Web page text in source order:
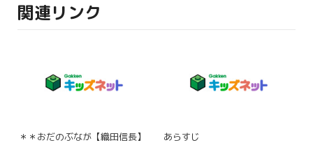
関連リンク
＊＊おだのぶなが【織田信長】 あらすじ